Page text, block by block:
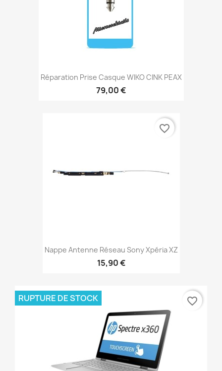
Réparation Prise Casque WIKO CINK PEAX
79,00 €
Nappe Antenne Réseau Sony Xpéria XZ
15,90 €
favorite_border
RUPTURE DE STOCK favorite_border